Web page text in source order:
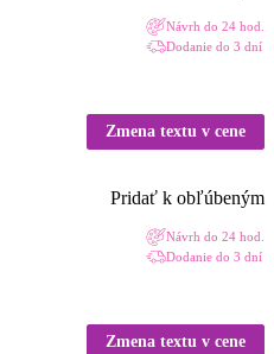
Návrh do 24 hod.
Dodanie do 3 dní
Zmena textu v cene
Pridať k obľúbeným
Návrh do 24 hod.
Dodanie do 3 dní
Zmena textu v cene